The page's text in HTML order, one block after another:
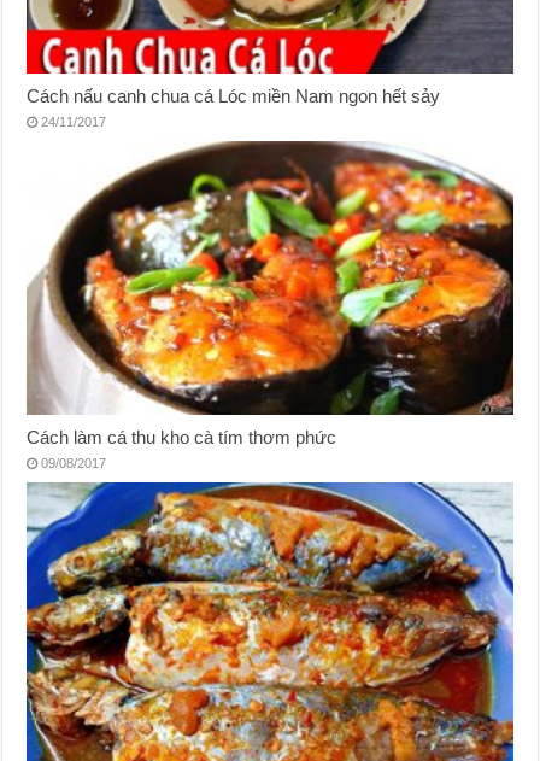
Cách nấu canh chua cá Lóc miền Nam ngon hết sảy
24/11/2017
Cách làm cá thu kho cà tím thơm phức
09/08/2017